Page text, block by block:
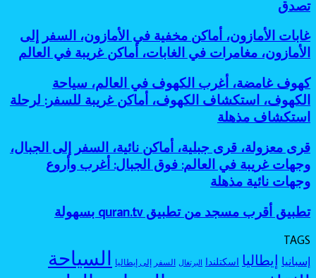
للمغامرين
معروفة:
جزر
مخفية
كأنها
الخريطة
أساطير
الغابات،
أماكن
مرعبة
للسفر،
غامضة
ملونة،
طبيعية
عجيبة،
بحيرة
وردية،
بحيرات
غامضة:
أجمل
ملونة
بألوان
لا
تصدق
تصدق
غابات
الأمازون،
أماكن
مخفية
في
الأمازون،
السفر
إلى
الأمازون،
مغامرات
في
الغابات،
غريبة
في
العالم
غابات الأمازون، أماكن مخفية في الأمازون، السفر إلى
الأمازون، مغامرات في الغابات، أماكن غريبة في العالم
كهوف
غامضة،
أغرب
الكهوف
العالم،
سياحة
الكهوف،
استكشاف
أماكن
للسفر:
لرحلة
استكشاف
كهوف غامضة، أغرب الكهوف في العالم، سياحة
الكهوف، استكشاف الكهوف، أماكن غريبة للسفر: لرحلة
استكشاف مذهلة
قرى
معزولة،
قرى
جبلية،
نائية،
إلى
وجهات
قرى معزولة، قرى جبلية، أماكن نائية، السفر إلى الجبال،
وجهات غريبة في العالم: فوق الجبال: أغرب وأروع
وجهات نائية مذهلة
تطبيق
أقرب
مسجد
تطبيق
quran.tv
تطبيق أقرب مسجد من تطبيق quran.tv بسهولة
TAGS
إسبانيا إيطاليا اسكتلندا البرتغال السفر إلى إيطاليا
السياحة